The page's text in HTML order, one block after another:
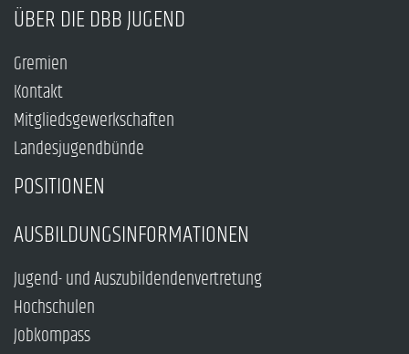
ÜBER DIE DBB JUGEND
Gremien
Kontakt
Mitgliedsgewerkschaften
Landesjugendbünde
POSITIONEN
AUSBILDUNGSINFORMATIONEN
Jugend- und Auszubildendenvertretung
Hochschulen
Jobkompass